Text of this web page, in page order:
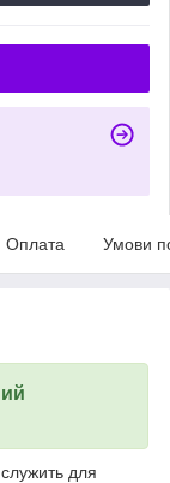
Оплата Умови
служить для